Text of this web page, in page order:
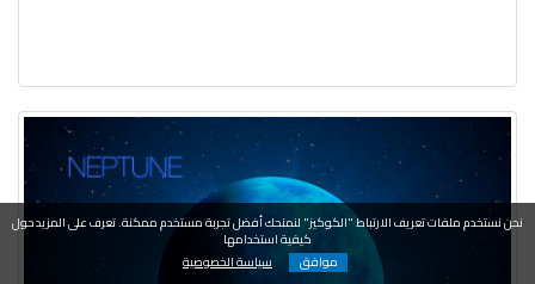
نحن نستخدم ملفات تعريف الارتباط "الكوكيز" لنمنحك أفضل تجربة مستخدم ممكنة. تعرف على المزيد حول
كيفية استخدامها
موافق
سياسة الخصوصية